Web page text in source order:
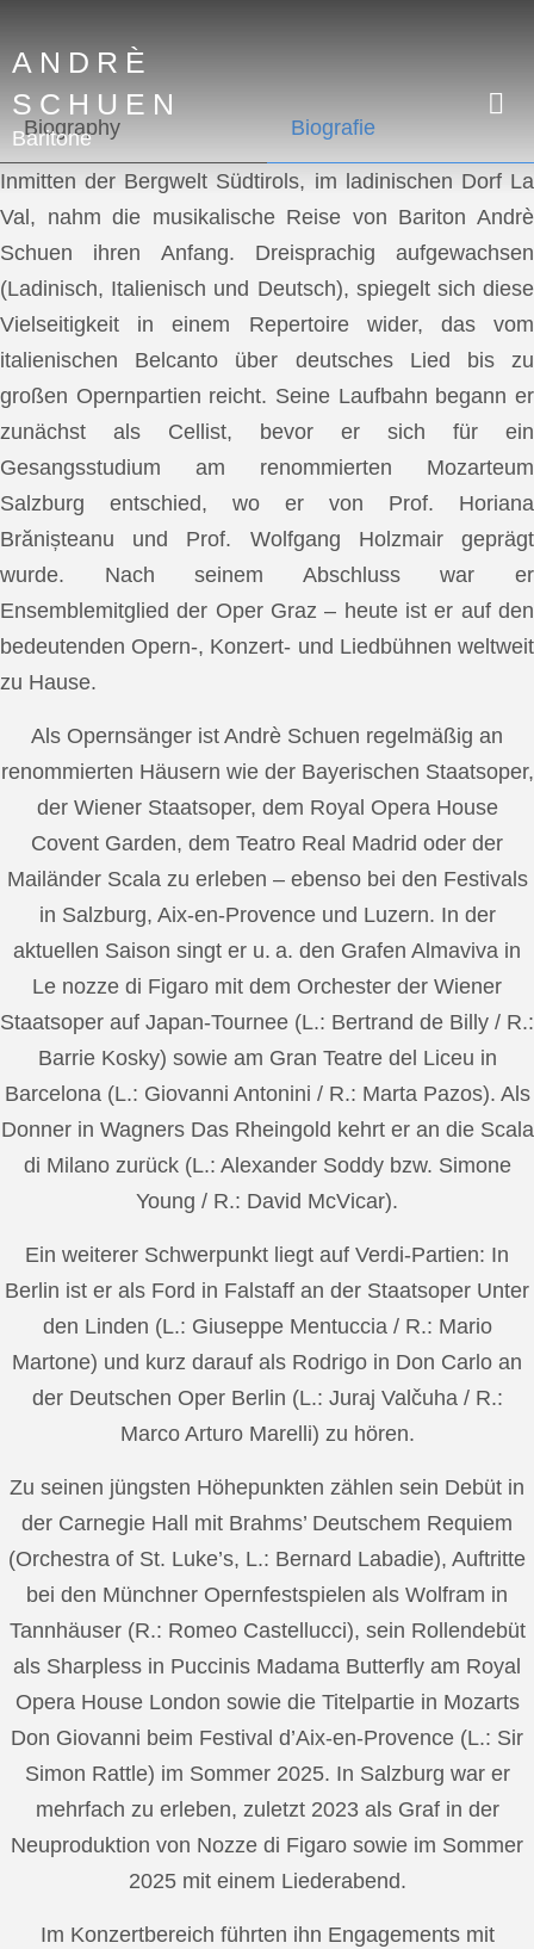
ANDRÈ
SCHUEN
Baritone
Biography Biografie
Inmitten der Bergwelt Südtirols, im ladinischen Dorf La
Val, nahm die musikalische Reise von Bariton Andrè
Schuen ihren Anfang. Dreisprachig aufgewachsen
(Ladinisch, Italienisch und Deutsch), spiegelt sich diese
Vielseitigkeit in einem Repertoire wider, das vom
italienischen Belcanto über deutsches Lied bis zu
großen Opernpartien reicht. Seine Laufbahn begann er
zunächst als Cellist, bevor er sich für ein
Gesangsstudium am renommierten Mozarteum
Salzburg entschied, wo er von Prof. Horiana
Brănișteanu und Prof. Wolfgang Holzmair geprägt
wurde. Nach seinem Abschluss war er
Ensemblemitglied der Oper Graz – heute ist er auf den
bedeutenden Opern-, Konzert- und Liedbühnen weltweit
zu Hause.
Als Opernsänger ist Andrè Schuen regelmäßig an
renommierten Häusern wie der Bayerischen Staatsoper,
der Wiener Staatsoper, dem Royal Opera House
Covent Garden, dem Teatro Real Madrid oder der
Mailänder Scala zu erleben – ebenso bei den Festivals
in Salzburg, Aix-en-Provence und Luzern. In der
aktuellen Saison singt er u. a. den Grafen Almaviva in
Le nozze di Figaro mit dem Orchester der Wiener
Staatsoper auf Japan-Tournee (L.: Bertrand de Billy / R.:
Barrie Kosky) sowie am Gran Teatre del Liceu in
Barcelona (L.: Giovanni Antonini / R.: Marta Pazos). Als
Donner in Wagners Das Rheingold kehrt er an die Scala
di Milano zurück (L.: Alexander Soddy bzw. Simone
Young / R.: David McVicar).
Ein weiterer Schwerpunkt liegt auf Verdi-Partien: In
Berlin ist er als Ford in Falstaff an der Staatsoper Unter
den Linden (L.: Giuseppe Mentuccia / R.: Mario
Martone) und kurz darauf als Rodrigo in Don Carlo an
der Deutschen Oper Berlin (L.: Juraj Valčuha / R.:
Marco Arturo Marelli) zu hören.
Zu seinen jüngsten Höhepunkten zählen sein Debüt in
der Carnegie Hall mit Brahms’ Deutschem Requiem
(Orchestra of St. Luke’s, L.: Bernard Labadie), Auftritte
bei den Münchner Opernfestspielen als Wolfram in
Tannhäuser (R.: Romeo Castellucci), sein Rollendebüt
als Sharpless in Puccinis Madama Butterfly am Royal
Opera House London sowie die Titelpartie in Mozarts
Don Giovanni beim Festival d’Aix-en-Provence (L.: Sir
Simon Rattle) im Sommer 2025. In Salzburg war er
mehrfach zu erleben, zuletzt 2023 als Graf in der
Neuproduktion von Nozze di Figaro sowie im Sommer
2025 mit einem Liederabend.
Im Konzertbereich führten ihn Engagements mit